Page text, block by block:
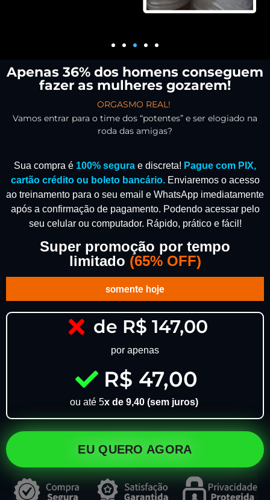
Apenas 36% dos homens conseguem
fazer as mulheres gozarem!
ORGASMO REAL!
Vamos entrar para o time dos “potentes” e ser elogiado na
roda das amigas?
Sua compra é 100% segura e discreta! Pague com PIX,
cartão crédito ou boleto bancário. Enviaremos o acesso
ao treinamento para o seu email e WhatsApp imediatamente
após a confirmação de pagamento. Podendo acessar pelo
seu celular ou computador. Rápido, prático e fácil!
Super promoção por tempo
limitado (65% OFF)
somente hoje
de R$ 147,00
por apenas
R$ 47,00
ou até 5x de 9,40 (sem juros)
EU QUERO AGORA